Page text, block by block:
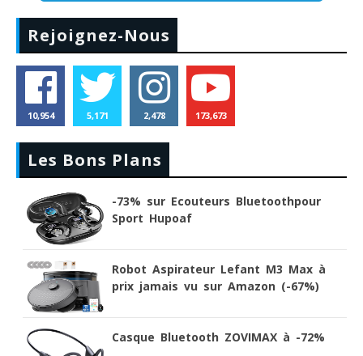
Rejoignez-Nous
10,954 5,171 2,478 173,673
Les Bons Plans
-73% sur Ecouteurs Bluetoothpour
Sport Hupoaf
Robot Aspirateur Lefant M3 Max à
prix jamais vu sur Amazon (-67%)
Casque Bluetooth ZOVIMAX à -72%